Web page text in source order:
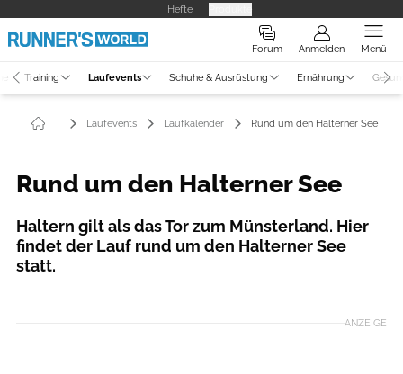
Hefte
Forum Anmelden Menü
Training Laufevents Schuhe & Ausrüstung Ernährung
Laufevents Laufkalender Rund um den Halterner See
Rund um den Halterner See
Haltern gilt als das Tor zum Münsterland. Hier
findet der Lauf rund um den Halterner See
statt.
ANZEIGE